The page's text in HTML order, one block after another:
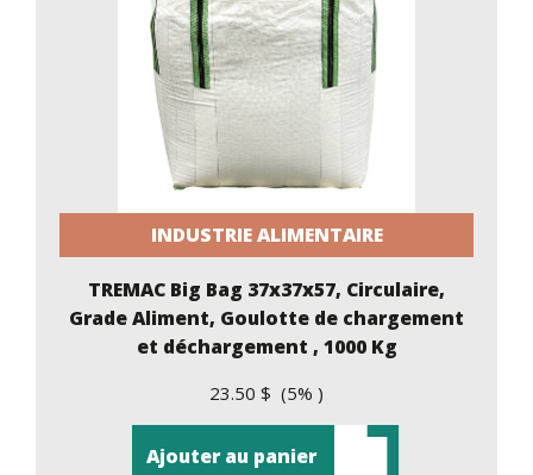
INDUSTRIE ALIMENTAIRE
TREMAC Big Bag 37x37x57, Circulaire,
Grade Aliment, Goulotte de chargement
et déchargement , 1000 Kg
23.50 $ (5% )
Ajouter au panier